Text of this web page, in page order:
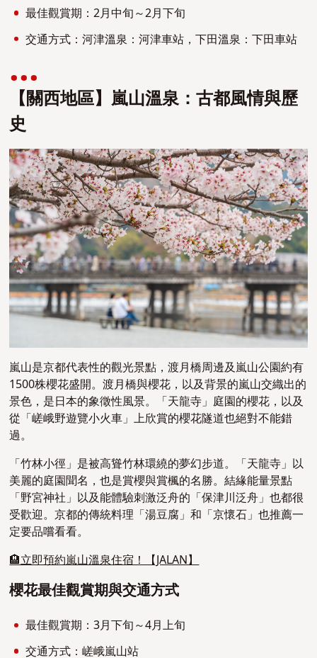
最佳觀賞期：2月中旬～2月下旬
交通方式：河津溫泉：河津車站，下田溫泉：下田車站
【關西地區】嵐山溫泉：古都風情與歷
史
嵐山是京都代表性的觀光景點，渡月橋周邊及嵐山公園約有
1500株櫻花盛開。渡月橋與櫻花，以及背景的嵐山交織出的
景色，是日本的象徵性風景。「天龍寺」庭園的櫻花，以及
從「嵯峨野遊覽小火車」上欣賞的櫻花隧道也絕對不能錯
過。
「竹林小徑」是被高聳竹林環繞的夢幻步道。「天龍寺」以
美麗的庭園聞名，也是賞櫻與賞楓的名勝。結緣能量景點
「野宮神社」以及能體驗刺激泛舟的「保津川泛舟」也都很
受歡迎。京都的傳統料理「湯豆腐」和「京懷石」也推薦一
定要品嚐看看。
🏨立即預約嵐山溫泉住宿！【JALAN】
櫻花最佳觀賞期與交通方式
最佳觀賞期：3月下旬～4月上旬
交通方式：嵯峨嵐山站